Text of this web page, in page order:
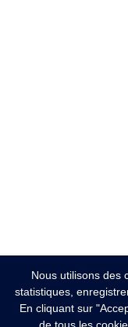
Nous utilisons des
statistiques,
En cliquant sur